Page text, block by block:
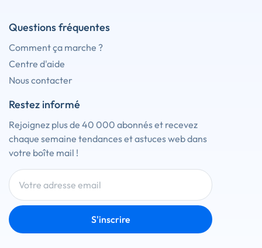
Questions fréquentes
Comment ça marche ?
Centre d'aide
Nous contacter
Restez informé
Rejoignez plus de 40 000 abonnés et recevez
chaque semaine tendances et astuces web dans
votre boîte mail !
S'inscrire